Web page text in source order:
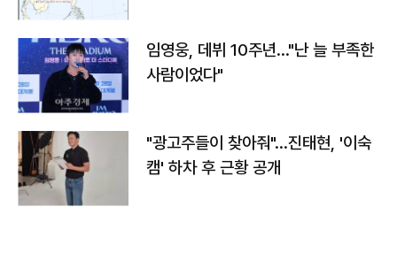
임영웅, 데뷔 10주년…"난 늘 부족한
사람이었다"
"광고주들이 찾아줘"…진태현, '이숙
캠' 하차 후 근황 공개